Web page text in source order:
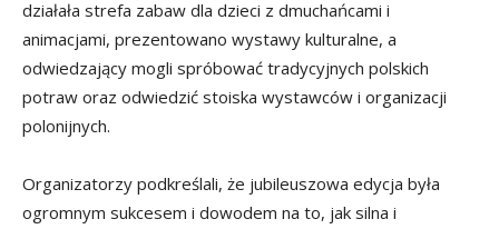
działała strefa zabaw dla dzieci z dmuchańcami i
animacjami, prezentowano wystawy kulturalne, a
odwiedzający mogli spróbować tradycyjnych polskich
potraw oraz odwiedzić stoiska wystawców i organizacji
polonijnych.
Organizatorzy podkreślali, że jubileuszowa edycja była
ogromnym sukcesem i dowodem na to, jak silna i